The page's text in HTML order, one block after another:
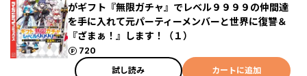
がギフト『無限ガチャ』でレベル９９９９の仲間達
を手に入れて元パーティーメンバーと世界に復讐＆
『ざまぁ！』します！（１）
720
ポイント
試し読み
カートに追加